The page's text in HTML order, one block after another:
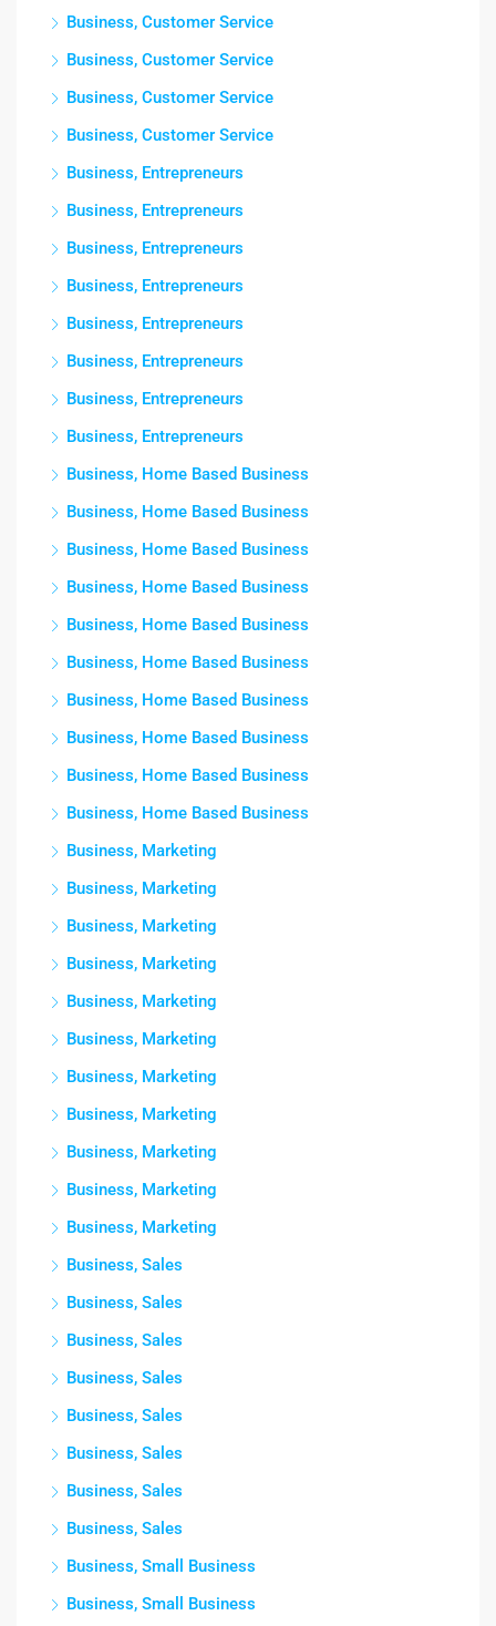
Business, Customer Service
Business, Customer Service
Business, Customer Service
Business, Customer Service
Business, Entrepreneurs
Business, Entrepreneurs
Business, Entrepreneurs
Business, Entrepreneurs
Business, Entrepreneurs
Business, Entrepreneurs
Business, Entrepreneurs
Business, Entrepreneurs
Business, Home Based Business
Business, Home Based Business
Business, Home Based Business
Business, Home Based Business
Business, Home Based Business
Business, Home Based Business
Business, Home Based Business
Business, Home Based Business
Business, Home Based Business
Business, Home Based Business
Business, Marketing
Business, Marketing
Business, Marketing
Business, Marketing
Business, Marketing
Business, Marketing
Business, Marketing
Business, Marketing
Business, Marketing
Business, Marketing
Business, Marketing
Business, Sales
Business, Sales
Business, Sales
Business, Sales
Business, Sales
Business, Sales
Business, Sales
Business, Sales
Business, Small Business
Business, Small Business